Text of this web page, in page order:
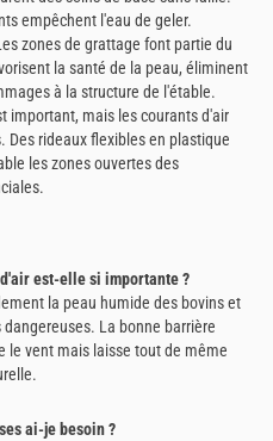
empêchent l'eau de geler.
zones de grattage font partie du
la santé de la peau, éliminent
à la structure de l'étable.
important, mais les courants d'air
Des rideaux flexibles en plastique
les zones ouvertes des
est-elle si importante ?
la peau humide des bovins et
La bonne barrière
le vent mais laisse tout de même
ai-je besoin ?